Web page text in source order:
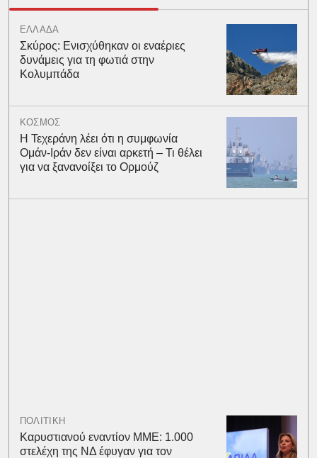
ΕΛΛΑΔΑ
Σκύρος: Ενισχύθηκαν οι εναέριες
δυνάμεις για τη φωτιά στην
Κολυμπάδα
ΚΟΣΜΟΣ
Η Τεχεράνη λέει ότι η συμφωνία
Ομάν-Ιράν δεν είναι αρκετή – Τι θέλει
για να ξανανοίξει το Ορμούζ
ΠΟΛΙΤΙΚΗ
Καρυστιανού εναντίον ΜΜΕ: 1.000
στελέχη της ΝΔ έφυγαν για τον